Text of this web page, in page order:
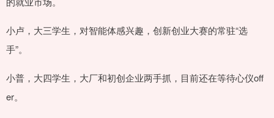
小卢，大三学生，对智能体感兴趣，创新创业大赛的常驻“选
手”。
小普，大四学生，大厂和初创企业两手抓，目前还在等待心仪off
er。